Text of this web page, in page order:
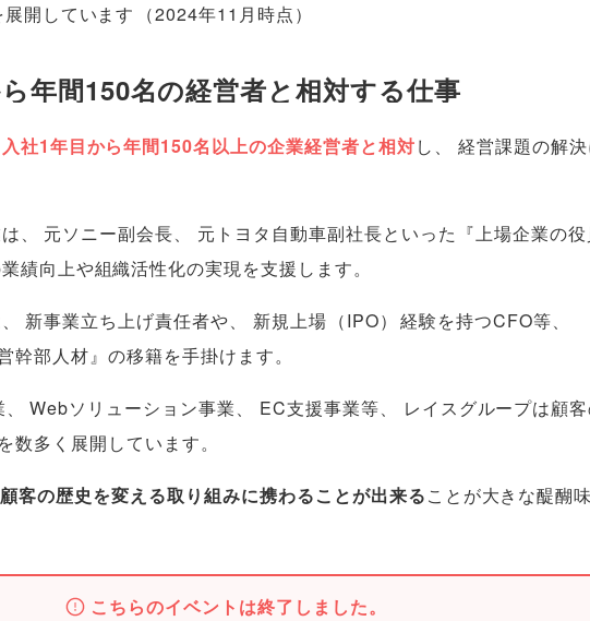
開しています （2024年11月時点）
年間150名の経営者と相対する仕事
入社1年目から年間150名以上の企業経営者と相対し 、
経営課題の解
、 元ソニー副会長、
元トヨタ自動車副社長といった『上場企業の役
績向上や組織活性化の実現を支援します。
、 新事業立ち上げ責任者や、 新規上場 （IPO） 経験を持つCFO等、
幹部人材』の移籍を手掛けます。
、 Webソリューション事業、 EC支援事業等、
レイスグループは顧
数多く展開しています。
客の歴史を変える取り組みに携わることが出来ることが大きな醍醐
こちらのイベントは終了しました。